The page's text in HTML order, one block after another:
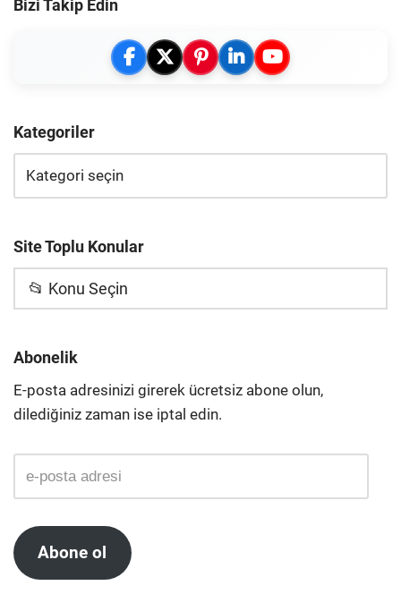
Bizi Takip Edin
Kategoriler
Site Toplu Konular
📂 Konu Seçin
Abonelik
E-posta adresinizi girerek ücretsiz abone olun,
dilediğiniz zaman ise iptal edin.
Abone ol